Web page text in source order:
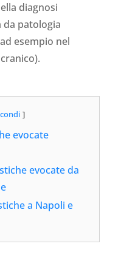
diagnosi
da patologia
esempio nel
evocate
evocate da
a Napoli e